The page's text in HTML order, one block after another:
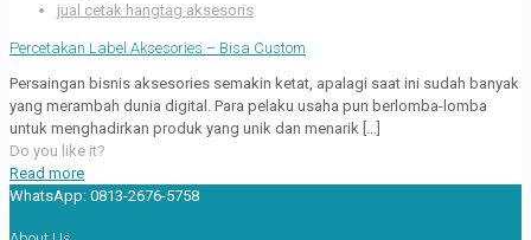
jual cetak hangtag aksesoris
Percetakan Label Aksesories – Bisa Custom
Persaingan bisnis aksesories semakin ketat, apalagi saat ini sudah banyak
yang merambah dunia digital. Para pelaku usaha pun berlomba-lomba
untuk menghadirkan produk yang unik dan menarik
Do you like it?
Read more
WhatsApp: 0813-2676-5758